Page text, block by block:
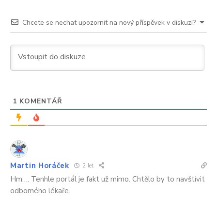
hit
internetu,
úplně
každý
Chcete se nechat upozornit na nový příspěvek v diskuzi?
1 KOMENTÁŘ
Martin Horáček 2 let
Hm…. Tenhle portál je fakt už mimo. Chtělo by to navštívit
odborného lékaře.